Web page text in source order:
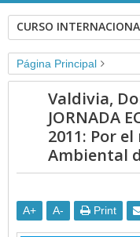
CURSO
Página Principal
EVENTOS
Valdivia, Domingo 24
“VALDIVIA 2011: Por
Pueblo”
Valdivia,
JORNADA
2011: Por
Ambiental
A+ A- Print